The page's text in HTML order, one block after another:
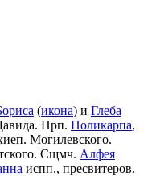
(икона) и Глеба
Прп. Поликарпа,
Могилевского.
Сщмч. Алфея
испп., пресвитеров.